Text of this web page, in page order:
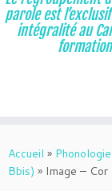
au
contenu
parole est
intégralité au
Accueil »
Bbis) » Image – Cor